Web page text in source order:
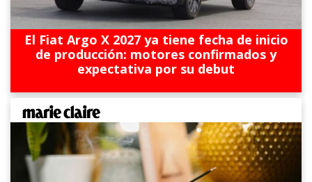
El Fiat Argo X 2027 ya tiene fecha de inicio
de producción: motores confirmados y
expectativa por su debut